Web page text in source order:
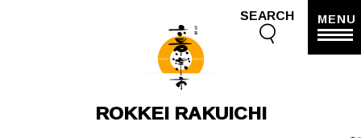
ROKKEI RAKUICHI
SEARCH MENU